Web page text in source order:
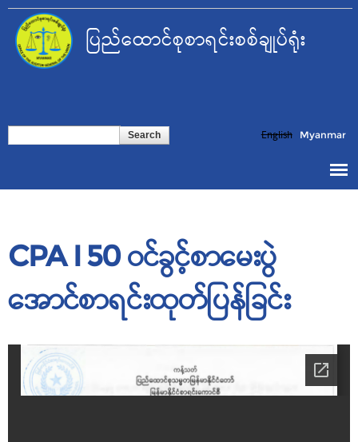
Skip to
content
ပြည်ထောင်စုစာရင်းစစ်ချုပ်ရုံး
Search form English Myanmar
CPA I 50 ဝင်ခွင့်စာမေးပွဲ
အောင်စာရင်းထုတ်ပြန်ခြင်း